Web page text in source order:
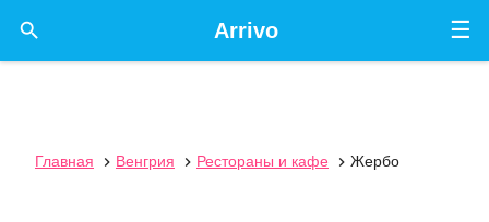
☰
Arrivo

Главная  Венгрия  Рестораны и кафе  Жербо